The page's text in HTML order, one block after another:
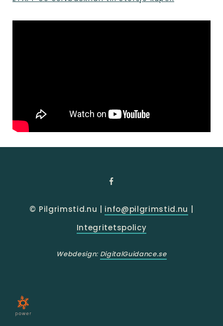
© Pilgrimstid.nu | info@pilgrimstid.nu
Integritetspolicy
Webdesign: DigitalGuidance.se